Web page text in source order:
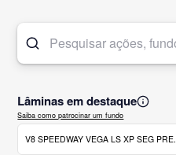
Lâminas em destaque
Saiba como patrocinar um fundo
V8 SPEEDWAY VEGA LS XP SEG PRE...